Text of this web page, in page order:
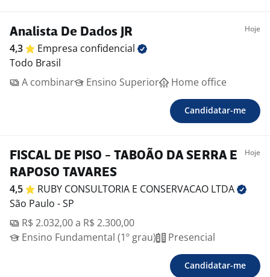
Analista De Dados JR Hoje
4,3 Empresa confidencial
Todo Brasil
A combinar
Ensino Superior Home office
Candidatar-me
FISCAL DE PISO - TABOÃO DA SERRA E
RAPOSO TAVARES
Hoje
4,5 RUBY CONSULTORIA E CONSERVACAO LTDA
São Paulo - SP
R$ 2.032,00 a R$ 2.300,00
Ensino Fundamental (1º grau)
Presencial
Candidatar-me